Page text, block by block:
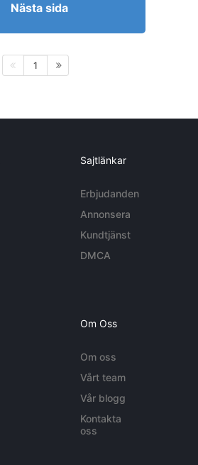
Nästa sida
1
Sajtlänkar
Erbjudanden
Annonsera
Kundtjänst
DMCA
Om Oss
Om oss
Vårt team
Vår blogg
Kontakta
oss